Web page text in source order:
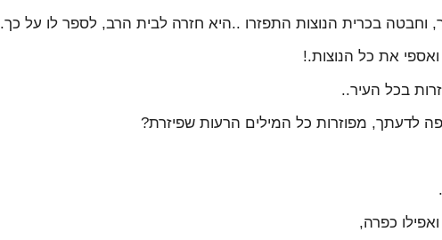
בכרית הנוצות התפזרו ..היא חזרה לבית הרב, לספר לו על כך.
את כל הנוצות.!
בכל העיר..
לדעתך, מפוזרות כל המילים הרעות שפיזרת?
כפרה,